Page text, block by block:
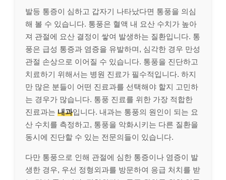
발등 통증이 심하고 갑자기 나타났다면 통풍을 의심
해 볼 수 있습니다. 통풍은 혈액 내 요산 수치가 높아
져 관절에 요산 결정이 쌓여 발생하는 질환입니다. 통
풍은 급성 통증과 염증을 유발하며, 심각한 경우 만성
관절 손상으로 이어질 수 있습니다. 통풍을 진단하고
치료하기 위해서는 병원 진료가 필수적입니다. 하지
만 많은 분들이 어떤 진료과를 선택해야 할지 고민하
는 경우가 많습니다. 통풍 진료를 위한 가장 적합한
진료과는 내과입니다. 내과는 통풍의 원인이 되는 요
산 수치를 측정하고, 통풍을 악화시키는 다른 질환을
동시에 진단할 수 있는 전문의들이 있습니다.
다만 통풍으로 인해 관절에 심한 통증이나 염증이 발
생한 경우, 우선 정형외과를 방문하여 응급 처치를 받